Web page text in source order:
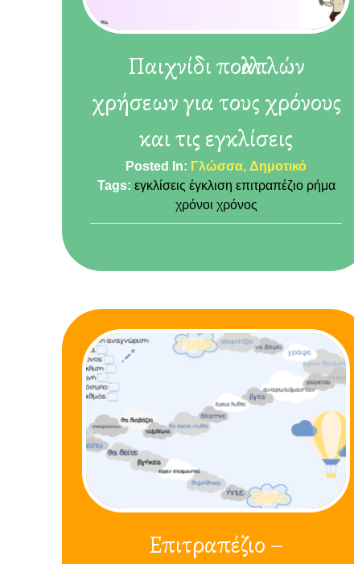
Παιχνίδι πολλαπλών
χρήσεων για τους χρόνους
και τις εγκλίσεις
Posted In: Γλώσσα Δημοτικό
Tags: εγκλίσεις έγκλιση επιτραπέζιο ρήμα
χρόνοι χρόνος
Επιτραπέζιο –